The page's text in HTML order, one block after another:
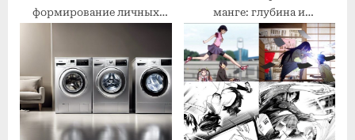
формирование личных
манге: глубина и
сложность